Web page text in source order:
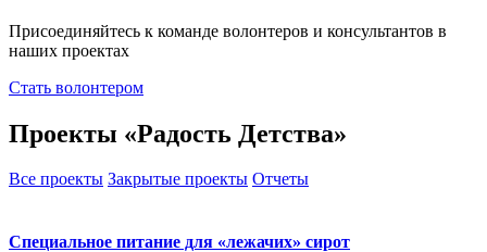
Присоединяйтесь к команде волонтеров и консультантов в
наших проектах
Стать волонтером
Проекты «Радость Детства»
Все проекты Закрытые проекты Отчеты
Специальное питание для «лежачих» сирот